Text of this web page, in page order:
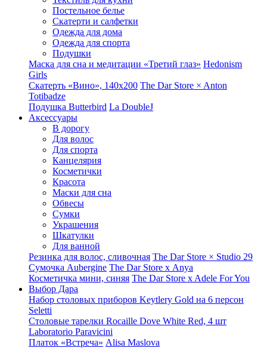
Постельное белье
Скатерти и салфетки
Одежда для дома
Одежда для спорта
Подушки
Маска для сна и медитации «Третий глаз» Hedonism
Girls
Скатерть «Вино», 140х200 The Dar Store × Anton
Totibadze
Подушка Butterbird La DoubleJ
Аксессуары
В дорогу
Для волос
Для спорта
Канцелярия
Косметички
Красота
Маски для сна
Обвесы
Сумки
Украшения
Шкатулки
Для ванной
Резинка для волос, сливочная The Dar Store × Studio 29
Сумочка Aubergine The Dar Store x Anya
Косметичка мини, синяя The Dar Store x Adele For You
Выбор Дара
Набор столовых приборов Keytlery Gold на 6 персон
Seletti
Столовые тарелки Rocaille Dove White Red, 4 шт
Laboratorio Paravicini
Платок «Встреча» Alisa Maslova